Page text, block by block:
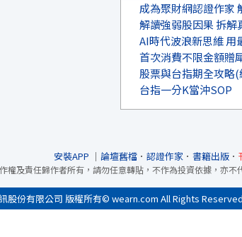
成為聚財網認證作家
解讀強弱股因果 拆解
AI時代波浪新思維 用
首次消費不限金額贈
股票與台指期全攻略
台指一分K當沖SOP
安裝APP ｜ 論壇舊檔． 認證作家． 書籍出版．
權及責任歸作者所有，請勿任意轉貼，不作為投資依據，亦
股份有限公司 版權所有© wearn.com All Rights